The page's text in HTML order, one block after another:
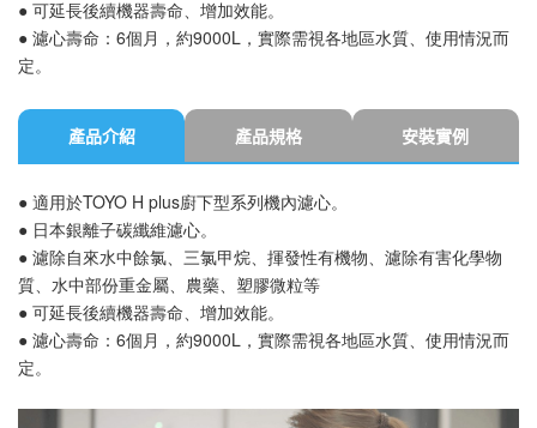
● 可延長後續機器壽命、增加效能。
● 濾心壽命：6個月，約9000L，實際需視各地區水質、使用情況而
定。
產品介紹 產品規格 安裝實例
● 適用於TOYO H plus廚下型系列機內濾心。
● 日本銀離子碳纖維濾心。
● 濾除自來水中餘氯、三氯甲烷、揮發性有機物、濾除有害化學物
質、水中部份重金屬、農藥、塑膠微粒等
● 可延長後續機器壽命、增加效能。
● 濾心壽命：6個月，約9000L，實際需視各地區水質、使用情況而
定。